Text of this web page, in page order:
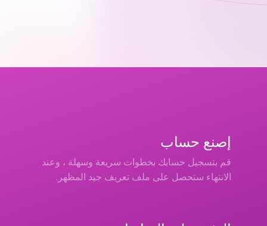
إصنع حساب
قم بتسجيل حسابك بخطوات سريعة وسهلة ، وعند
الانتهاء ستحصل على ملف تعريف جيد المظهر.